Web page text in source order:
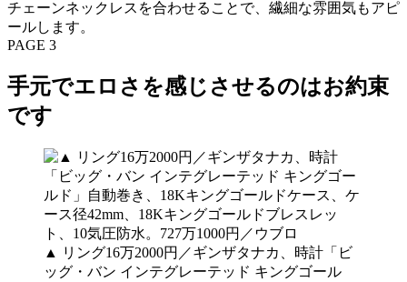
チェーンネックレスを合わせることで、繊細な雰囲気もアピ
ールします。
PAGE 3
手元でエロさを感じさせるのはお約束
です
▲ リング16万2000円／ギンザタナカ、時計「ビ
ッグ・バン インテグレーテッド キングゴール